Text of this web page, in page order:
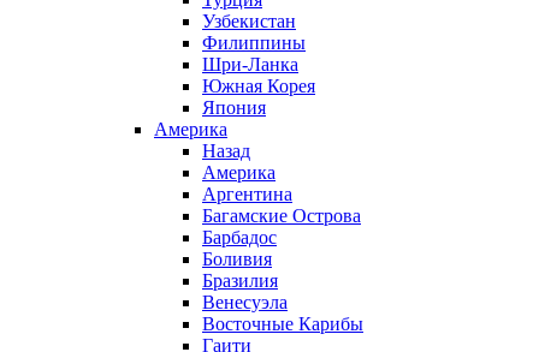
Узбекистан
Филиппины
Шри-Ланка
Южная Корея
Япония
Америка
Назад
Америка
Аргентина
Багамские Острова
Барбадос
Боливия
Бразилия
Венесуэла
Восточные Карибы
Гаити